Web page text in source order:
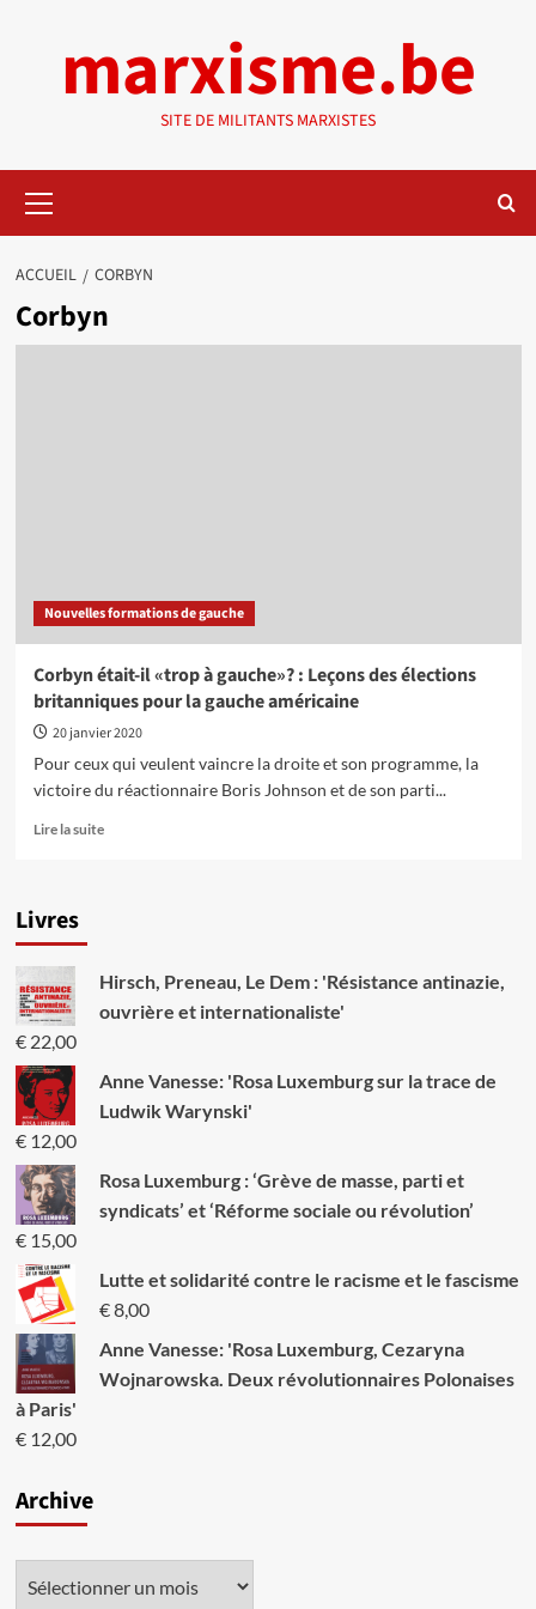
marxisme.be
SITE DE MILITANTS MARXISTES
principal
ACCUEIL CORBYN
Corbyn
Nouvelles formations de gauche
Corbyn était-il «trop à gauche»? : Leçons des élections
britanniques pour la gauche américaine
20 janvier 2020
Pour ceux qui veulent vaincre la droite et son programme, la
victoire du réactionnaire Boris Johnson et de son parti...
Lire la suiteEn
«trop
à
Leçons
élections
la
gauche
Livres
Hirsch, Preneau, Le Dem : 'Résistance antinazie,
ouvrière et internationaliste'
€22,00
Anne Vanesse: 'Rosa Luxemburg sur la trace de
Ludwik Warynski'
€12,00
Rosa Luxemburg : ‘Grève de masse, parti et
syndicats’ et ‘Réforme sociale ou révolution’
€15,00
Lutte et solidarité contre le racisme et le fascisme
€8,00
Anne Vanesse: 'Rosa Luxemburg, Cezaryna
Wojnarowska. Deux révolutionnaires Polonaises
à Paris'
€12,00
Archive